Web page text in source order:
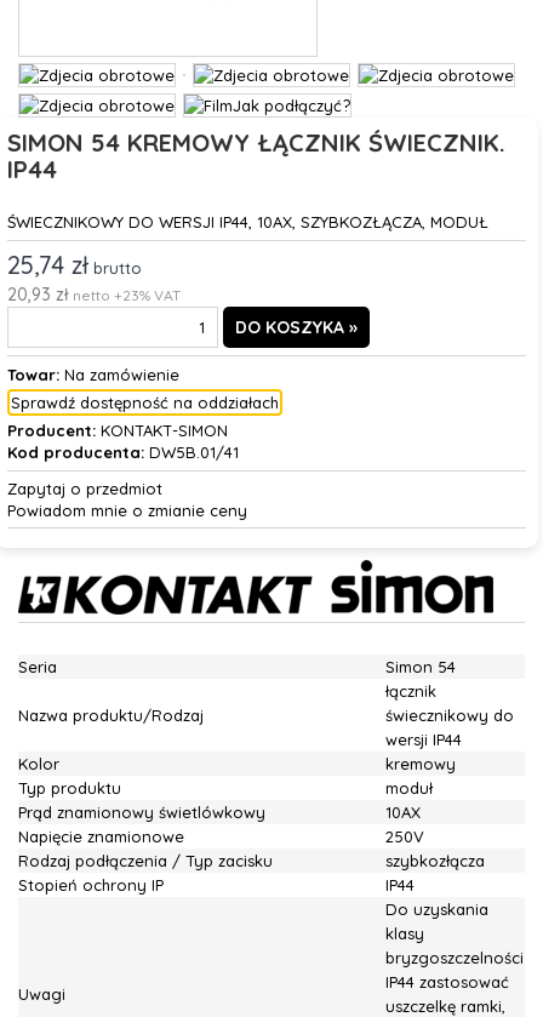
SIMON 54 KREMOWY ŁĄCZNIK ŚWIECZNIK.
IP44
ŚWIECZNIKOWY DO WERSJI IP44, 10AX, SZYBKOZŁĄCZA, MODUŁ
25,74 zł brutto
20,93 zł netto +23% VAT
Towar:Na zamówienie
Sprawdź dostępność na oddziałach
Producent:KONTAKT-SIMON
Kod producenta:DW5B.01/41
Zapytaj o przedmiot
Powiadom mnie o zmianie ceny
Seria Simon 54
Nazwa produktu/Rodzaj
łącznik
świecznikowy do
wersji IP44
Kolor
kremowy
Typ produktu
moduł
Prąd znamionowy świetlówkowy
10AX
Napięcie znamionowe
250V
Rodzaj podłączenia / Typ zacisku
szybkozłącza
Stopień ochrony IP
IP44
Uwagi
Do uzyskania
klasy
bryzgoszczelności
IP44 zastosować
uszczelkę ramki,